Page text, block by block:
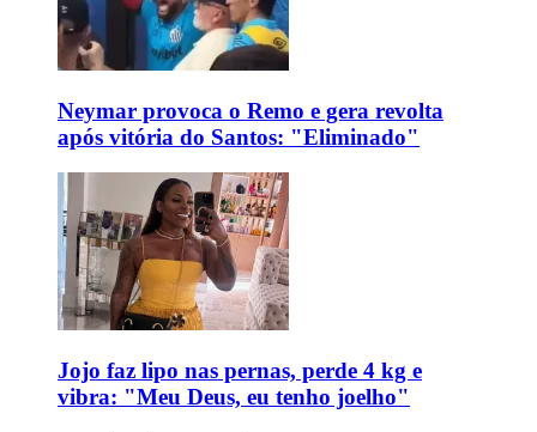
Neymar provoca o Remo e gera revolta
após vitória do Santos: "Eliminado"
Jojo faz lipo nas pernas, perde 4 kg e
vibra: "Meu Deus, eu tenho joelho"